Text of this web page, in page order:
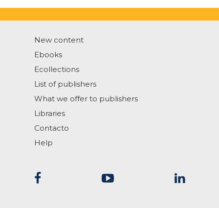
New content
Ebooks
Ecollections
List of publishers
What we offer to publishers
Libraries
Contacto
Help